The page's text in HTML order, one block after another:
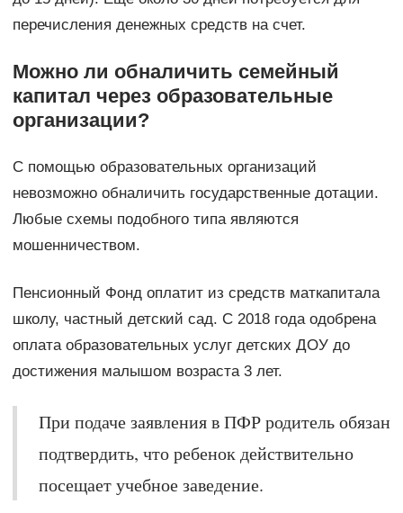
перечисления денежных средств на счет.
Можно ли обналичить семейный
капитал через образовательные
организации?
С помощью образовательных организаций
невозможно обналичить государственные дотации.
Любые схемы подобного типа являются
мошенничеством.
Пенсионный Фонд оплатит из средств маткапитала
школу, частный детский сад. С 2018 года одобрена
оплата образовательных услуг детских ДОУ до
достижения малышом возраста 3 лет.
При подаче заявления в ПФР родитель обязан
подтвердить, что ребенок действительно
посещает учебное заведение.